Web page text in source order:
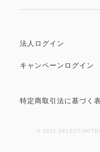
定★14日前まで
10％OFF！＋
法人ログイン
キャンペーンログイン
特定商取引法に基づく
© 2025 SELECT-